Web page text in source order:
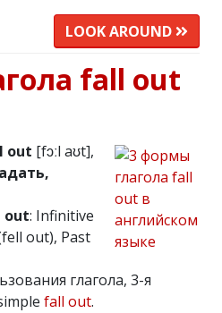
LOOK AROUND
fall out
out [fɔːl aʊt],
out: Infinitive
out), Past
глагола, 3-я
fall out.